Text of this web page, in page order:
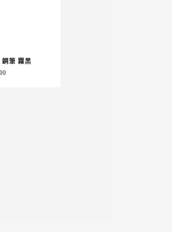
筆 霧黑